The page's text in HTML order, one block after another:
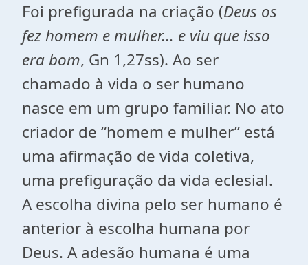
Foi prefigurada na criação (Deus os
fez homem e mulher... e viu que isso
era bom, Gn 1,27ss). Ao ser
chamado à vida o ser humano
nasce em um grupo familiar. No ato
criador de “homem e mulher” está
uma afirmação de vida coletiva,
uma prefiguração da vida eclesial.
A escolha divina pelo ser humano é
anterior à escolha humana por
Deus. A adesão humana é uma